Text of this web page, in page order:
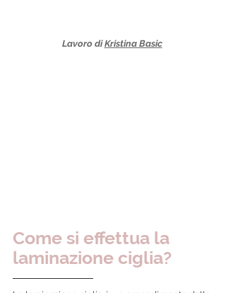
Lavoro di Kristina Basic
Come si effettua la
laminazione ciglia?